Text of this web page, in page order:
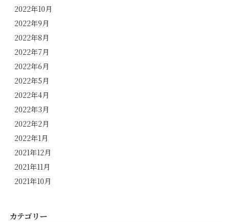
2022年10月
2022年9月
2022年8月
2022年7月
2022年6月
2022年5月
2022年4月
2022年3月
2022年2月
2022年1月
2021年12月
2021年11月
2021年10月
カテゴリー